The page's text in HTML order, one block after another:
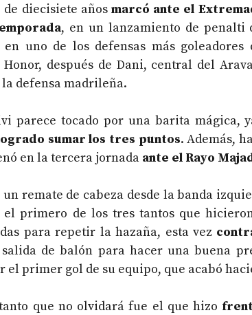
diecisiete añosmarcó ante el
, en un lanzamiento de penalti
en uno de los defensas más goleadores
después de Dani, central del
defensa madrileña.
parece tocado por una barita mágica,
sumar los tres puntos. Además,
en la tercera jornada ante el Rayo
remate de cabeza desde la banda
el primero de los tres tantos que
para repetir la hazaña, esta vez
de balón para hacer una buena
el primer gol de su equipo, que acabó
que no olvidará fue el que hizo